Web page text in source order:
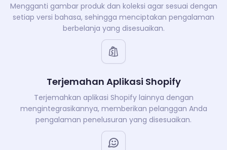
Mengganti gambar produk dan koleksi agar sesuai dengan
setiap versi bahasa, sehingga menciptakan pengalaman
berbelanja yang disesuaikan.
Terjemahan Aplikasi Shopify
Terjemahkan aplikasi Shopify lainnya dengan
mengintegrasikannya, memberikan pelanggan Anda
pengalaman penelusuran yang disesuaikan.